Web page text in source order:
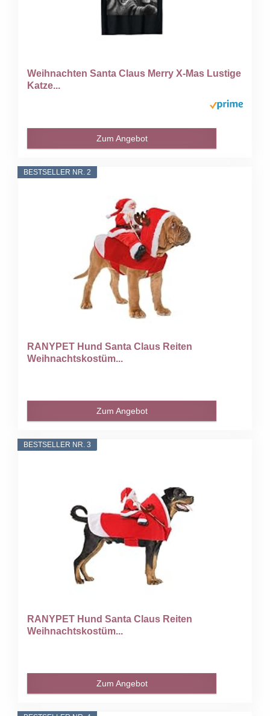
Weihnachten Santa Claus Merry X-Mas Lustige
Katze...
Zum Angebot
BESTSELLER NR. 2
RANYPET Hund Santa Claus Reiten
Weihnachtskostüm...
Zum Angebot
BESTSELLER NR. 3
RANYPET Hund Santa Claus Reiten
Weihnachtskostüm...
Zum Angebot